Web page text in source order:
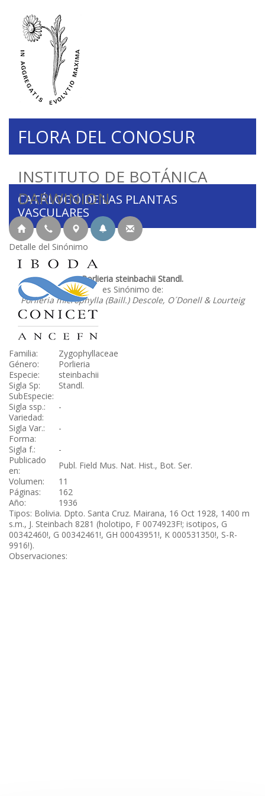
INSTITUTO DE BOTÁNICA
DARWINION
FLORA DEL CONOSUR
CATÁLOGO DE LAS PLANTAS
VASCULARES
Detalle del Sinónimo
Porlieria steinbachii Standl.
es Sinónimo de:
Porlieria microphylla (Baill.) Descole, O´Donell & Lourteig
Familia:
Zygophyllaceae
Género:
Porlieria
Especie:
steinbachii
Sigla Sp:
Standl.
SubEspecie:
Sigla ssp.:
-
Variedad:
Sigla Var.:
-
Forma:
Sigla f.:
-
Publicado
en:
Publ. Field Mus. Nat. Hist., Bot. Ser.
Volumen:
11
Páginas:
162
Año:
1936
Tipos: Bolivia. Dpto. Santa Cruz. Mairana, 16 Oct 1928, 1400 m
s.m., J. Steinbach 8281 (holotipo, F 0074923F!; isotipos, G
00342460!, G 00342461!, GH 00043951!, K 000531350!, S-R-
9916!).
Observaciones: